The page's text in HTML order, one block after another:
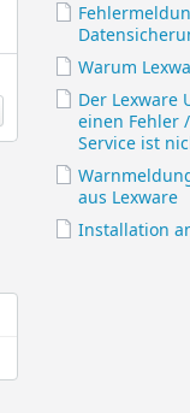
Warum
Der Lexware
einen Fehler
Service ist
aus Lexware
Installation